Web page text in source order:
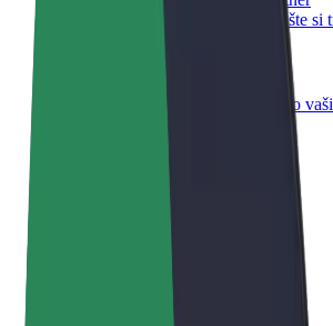
Přidejte svou flotilu k Boltu a zvyšte si
Produkty a služby Boltu přesně pro